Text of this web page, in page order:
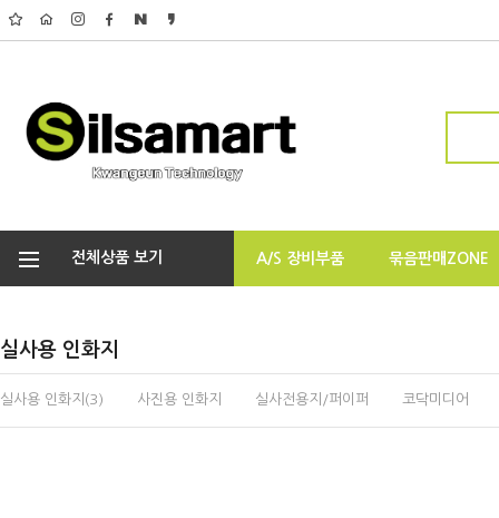
전체상품 보기 A/S 장비부품 묶음판매ZONE
실사용 인화지
실사용 인화지(3) 사진용 인화지 실사전용지/퍼이퍼 코닥미디어